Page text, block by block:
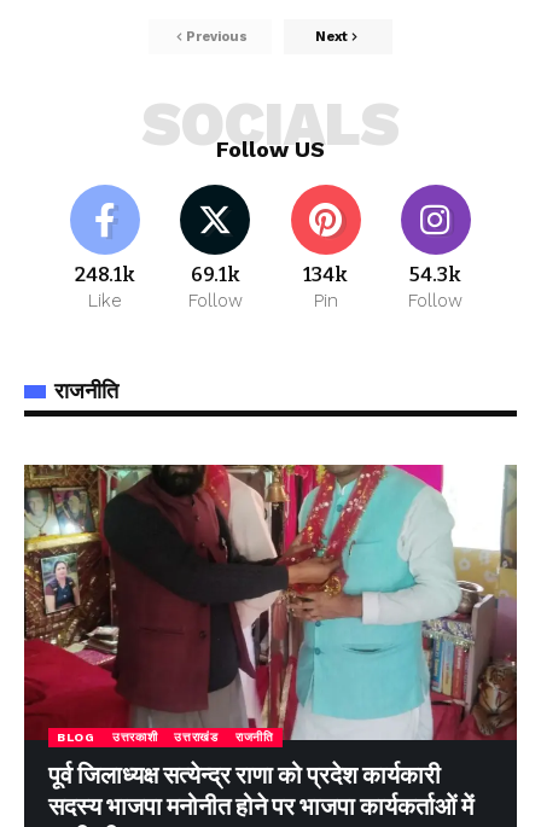
Previous Next
Follow US
SOCIALS
248.1k
Like
69.1k
Follow
134k
Pin
54.3k
Follow
राजनीति
BLOG उत्तरकाशी उत्तराखंड राजनीति
पूर्व जिलाध्यक्ष सत्येन्द्र राणा को प्रदेश कार्यकारी
सदस्य भाजपा मनोनीत होने पर भाजपा कार्यकर्ताओं में